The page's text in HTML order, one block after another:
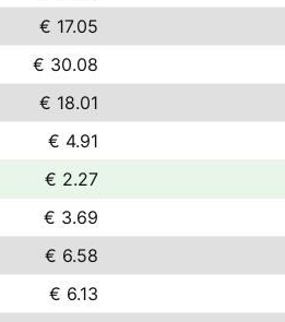
€ 17.05
€ 30.08
€ 18.01
€ 4.91
€ 2.27
€ 3.69
€ 6.58
€ 6.13